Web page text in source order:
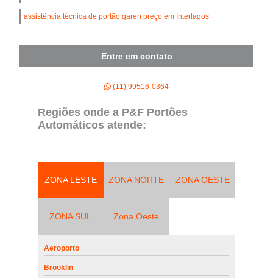
assistência técnica de portão garen preço em Interlagos
Entre em contato
(11) 99516-0364
Regiões onde a P&F Portões
Automáticos atende:
ZONA LESTE ZONA NORTE ZONA OESTE
ZONA SUL Zona Oeste
Aeroporto
Brooklin